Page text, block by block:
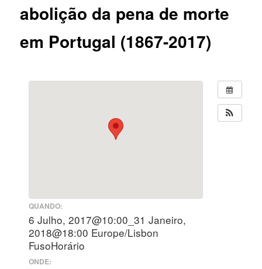
abolição da pena de morte
em Portugal (1867-2017)
QUANDO:
6 Julho, 2017@10:00_31 Janeiro,
2018@18:00 Europe/Lisbon
FusoHorário
ONDE: